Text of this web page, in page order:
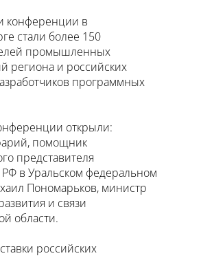
конференции в
стали более 150
промышленных
региона и российских
программных
открыли:
помощник
представителя
в Уральском федеральном
Пономарьков, министр
и связи
области.
российских